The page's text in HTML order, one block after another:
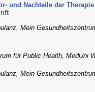
und Nachteile der
Mein
für Public Health, MedUni
Mein